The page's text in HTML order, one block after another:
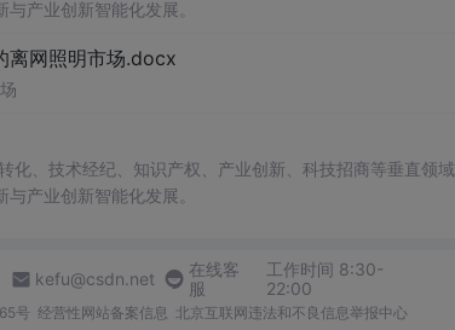
产业创新智能化发展。
离网照明市场.docx
、技术经纪、知识产权、产业创新、科技招商等垂直领域
产业创新智能化发展。
kefu@csdn.net
在线客
服
工作时间 8:30-
22:00
号 经营性网站备案信息 北京互联网违法和不良信息举报中心